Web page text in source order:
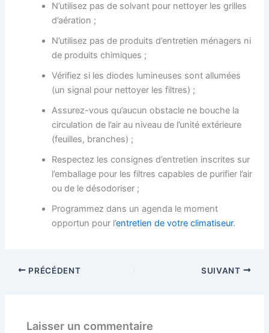
N’utilisez pas de solvant pour nettoyer les grilles
d’aération ;
N’utilisez pas de produits d’entretien ménagers ni
de produits chimiques ;
Vérifiez si les diodes lumineuses sont allumées
(un signal pour nettoyer les filtres) ;
Assurez-vous qu’aucun obstacle ne bouche la
circulation de l’air au niveau de l’unité extérieure
(feuilles, branches) ;
Respectez les consignes d’entretien inscrites sur
l’emballage pour les filtres capables de purifier l’air
ou de le désodoriser ;
Programmez dans un agenda le moment
opportun pour l’entretien de votre climatiseur.
PRÉCÉDENT SUIVANT
Laisser un commentaire